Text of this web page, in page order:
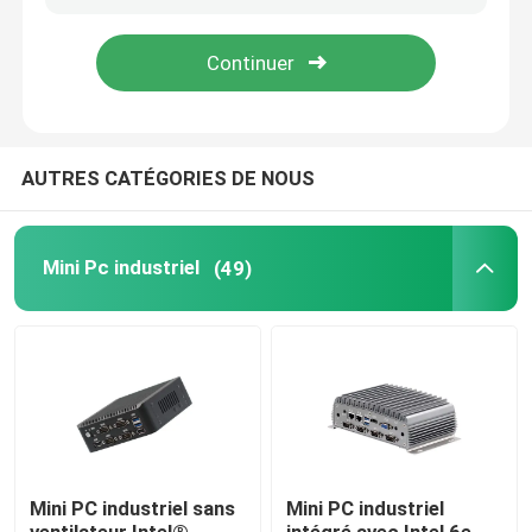
Visite d'usine
PC industriel de panneau
tablette rocailleuse
AUTRES CATÉGORIES DE NOUS
Mini Pc industriel (49)
Mini PC industriel sans
Mini PC industriel